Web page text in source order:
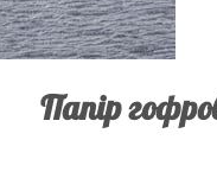
Папір